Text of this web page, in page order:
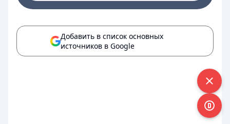
Добавить в список основных
источников в Google